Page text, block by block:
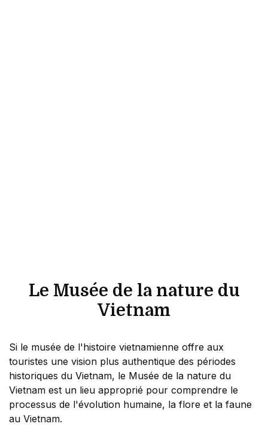
Le Musée de la nature du
Vietnam
Si le musée de l'histoire vietnamienne offre aux
touristes une vision plus authentique des périodes
historiques du Vietnam, le Musée de la nature du
Vietnam est un lieu approprié pour comprendre le
processus de l'évolution humaine, la flore et la faune
au Vietnam.